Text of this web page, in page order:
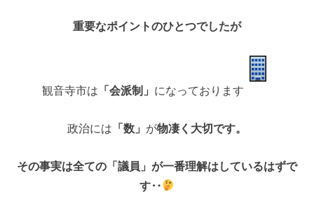
重要なポイントのひとつでしたが
観音寺市は 「会派制」 になっております
政治には 「数」 が物凄く大切です。
その事実は全ての「議員」が一番理解はしているはずで
す‥